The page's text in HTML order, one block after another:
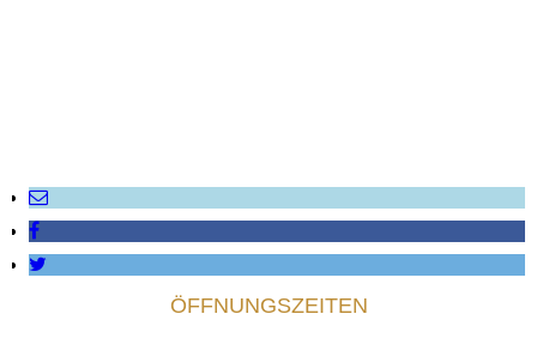
ÖFFNUNGSZEITEN